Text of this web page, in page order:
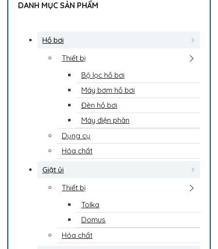
DANH MỤC SẢN PHẨM
Hồ bơi
Thiết bị
Bộ lọc hồ bơi
Máy bơm hồ bơi
Đèn hồ bơi
Máy điện phân
Dụng cụ
Hóa chất
Giặt ủi
Thiết bị
Tolka
Domus
Hóa chất